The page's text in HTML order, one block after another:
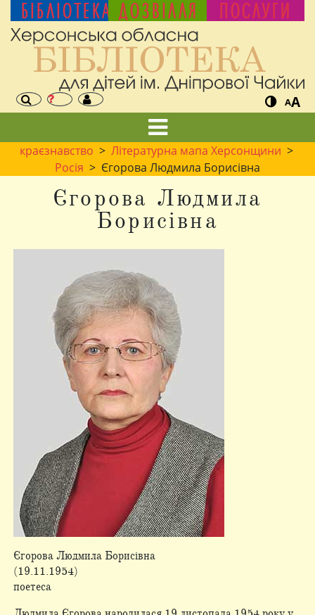
БІБЛІОТЕКА ДОЗВІЛЛЯ ПОСЛУГИ
AA
краєзнавство > Літературна мапа Херсонщини >
Росія > Єгорова Людмила Борисівна
Єгорова Людмила
Борисівна
Єгорова Людмила Борисівна
(19.11.1954)
поетеса